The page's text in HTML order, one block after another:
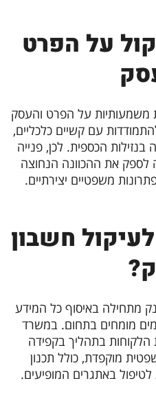
על הפרט
משמעותיות על הפרט והעסק
עם קשיים כלכליים,
הכספית. לכן, פנייה
לספק את ההכוונה הנחוצה
משפטיים יצירתיים.
חשבון
מתחילה באיסוף כל המידע
מומחים בתחום. במשרד
הלקוחות בתהליך בקפידה
מוקפדת, כולל תכנון
באתגרים המופיעים.